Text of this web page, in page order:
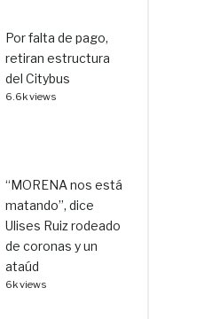
Por falta de pago,
retiran estructura
del Citybus
6.6k views
“MORENA nos está
matando”, dice
Ulises Ruiz rodeado
de coronas y un
ataúd
6k views